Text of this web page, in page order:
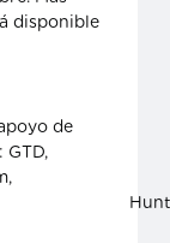
disponible
de
GTD,